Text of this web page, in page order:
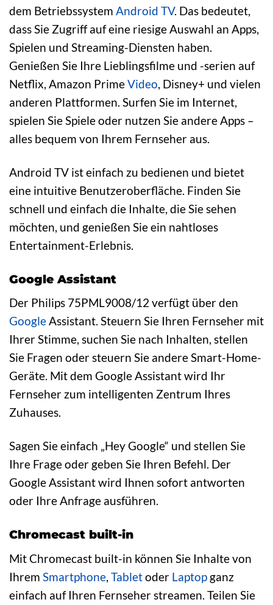
dem Betriebssystem Android TV. Das bedeutet,
dass Sie Zugriff auf eine riesige Auswahl an Apps,
Spielen und Streaming-Diensten haben.
Genießen Sie Ihre Lieblingsfilme und -serien auf
Netflix, Amazon PrimeVideo, Disney+ und vielen
anderen Plattformen. Surfen Sie im Internet,
spielen Sie Spiele oder nutzen Sie andere Apps –
alles bequem von Ihrem Fernseher aus.
Android TV ist einfach zu bedienen und bietet
eine intuitive Benutzeroberfläche. Finden Sie
schnell und einfach die Inhalte, die Sie sehen
möchten, und genießen Sie ein nahtloses
Entertainment-Erlebnis.
Google Assistant
Der Philips 75PML9008/12 verfügt über den
GoogleAssistant. Steuern Sie Ihren Fernseher mit
Ihrer Stimme, suchen Sie nach Inhalten, stellen
Sie Fragen oder steuern Sie andere Smart-Home-
Geräte. Mit dem Google Assistant wird Ihr
Fernseher zum intelligenten Zentrum Ihres
Zuhauses.
Sagen Sie einfach „Hey Google“ und stellen Sie
Ihre Frage oder geben Sie Ihren Befehl. Der
Google Assistant wird Ihnen sofort antworten
oder Ihre Anfrage ausführen.
Chromecast built-in
Mit Chromecast built-in können Sie Inhalte von
Ihrem Smartphone, Tabletoder Laptop ganz
einfach auf Ihren Fernseher streamen. Teilen Sie